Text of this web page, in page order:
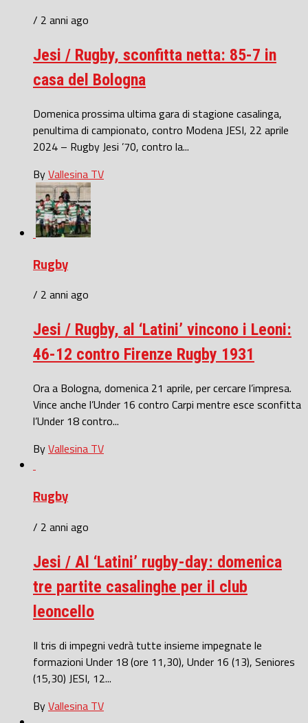
/ 2 anni ago
Jesi / Rugby, sconfitta netta: 85-7 in
casa del Bologna
Domenica prossima ultima gara di stagione casalinga,
penultima di campionato, contro Modena JESI, 22 aprile
2024 – Rugby Jesi ’70, contro la...
ByVallesina TV
Rugby
/ 2 anni ago
Jesi / Rugby, al ‘Latini’ vincono i Leoni:
46-12 contro Firenze Rugby 1931
Ora a Bologna, domenica 21 aprile, per cercare l’impresa.
Vince anche l’Under 16 contro Carpi mentre esce sconfitta
l’Under 18 contro...
ByVallesina TV
Rugby
/ 2 anni ago
Jesi / Al ‘Latini’ rugby-day: domenica
tre partite casalinghe per il club
leoncello
Il tris di impegni vedrà tutte insieme impegnate le
formazioni Under 18 (ore 11,30), Under 16 (13), Seniores
(15,30) JESI, 12...
ByVallesina TV